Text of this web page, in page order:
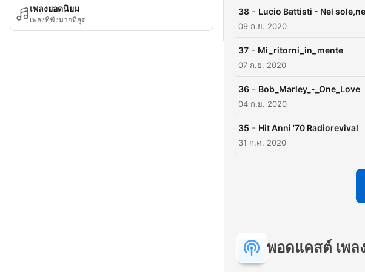
เพลงยอดนิยม
เพลงที่ฟังมากที่สุด
38 - Lucio Battisti - Nel
09 ก.ย. 2020
37 - Mi_ritorni_in_mente
07 ก.ย. 2020
36 - Bob_Marley_-_One_Love
04 ก.ย. 2020
35 - Hit Anni '70 Radiorevival
31 ก.ค. 2020
พอดแคสต์ เพล